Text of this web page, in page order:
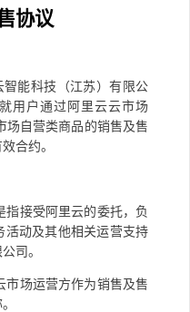
协议
智能科技（江苏）有限公
用户通过阿里云云市场
场自营类商品的销售及售
合约。
指接受阿里云的委托，负
活动及其他相关运营支持
司。
市场运营方作为销售及售